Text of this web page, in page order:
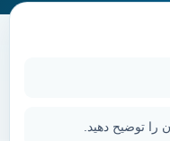
توضیح دهید.